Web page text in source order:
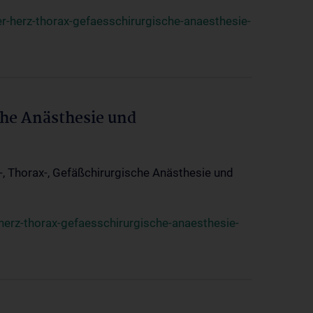
thorax-gefaesschirurgische-anaesthesie-
Anästhesie und
, Gefäßchirurgische Anästhesie und
thorax-gefaesschirurgische-anaesthesie-